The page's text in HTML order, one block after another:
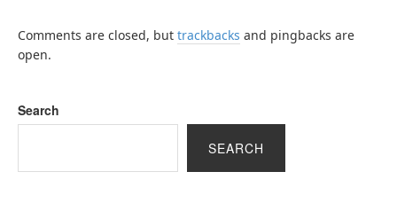
Comments are closed, but trackbacks and pingbacks are
open.
Search
SEARCH